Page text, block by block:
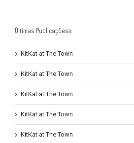
Últimas Publicaçõess
KitKat at The Town
KitKat at The Town
KitKat at The Town
KitKat at The Town
KitKat at The Town